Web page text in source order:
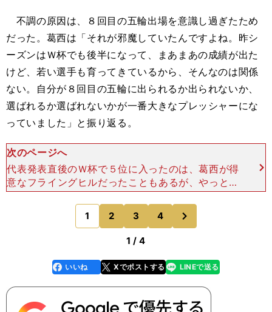
不調の原因は、８回目の五輪出場を意識し過ぎたため
だった。葛西は「それが邪魔していたんですよね。昨シ
ーズンはＷ杯でも後半になって、まあまあの成績が出た
けど、若い選手も育ってきているから、そんなのは関係
ない。自分が８回目の五輪に出られるか出られないか、
選ばれるか選ばれないかが一番大きなプレッシャーにな
っていました」と振り返る。
次のページへ
代表発表直後のＷ杯で５位に入ったのは、葛西が得
意なフライングヒルだったこともあるが、やっとプ
レッシャーから解放されたからこその成績だったと
も言える。 だが代表の５人に選ばれても試合の出
場枠は４。確実
1 2 3 4
のページへ
1 / 4
faceboo
k
いいね Xでポストする
line LINEで送る